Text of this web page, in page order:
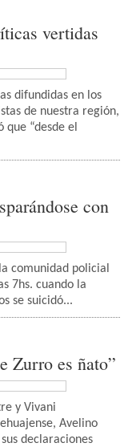
vertidas
difundidas en los
de nuestra región,
“desde el
con
comunidad policial
7hs. cuando la
se suicidó...
Zurro es ñato”
y Vivani
Avelino
declaraciones